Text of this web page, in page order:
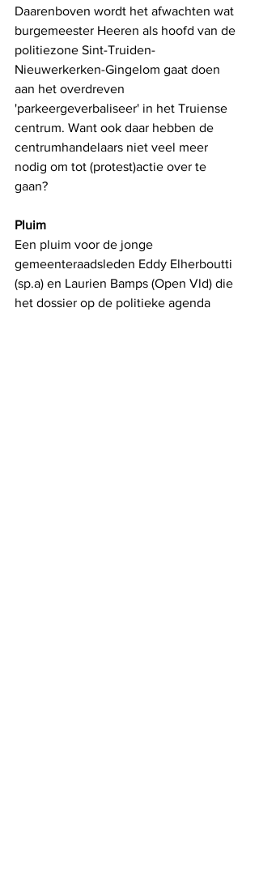
Daarenboven wordt het afwachten wat
burgemeester Heeren als hoofd van de
politiezone Sint-Truiden-
Nieuwerkerken-Gingelom gaat doen
aan het overdreven
'parkeergeverbaliseer' in het Truiense
centrum. Want ook daar hebben de
centrumhandelaars niet veel meer
nodig om tot (protest)actie over te
gaan?
Pluim
Een pluim voor de jonge
gemeenteraadsleden Eddy Elherboutti
(sp.a) en Laurien Bamps (Open Vld) die
het dossier op de politieke agenda